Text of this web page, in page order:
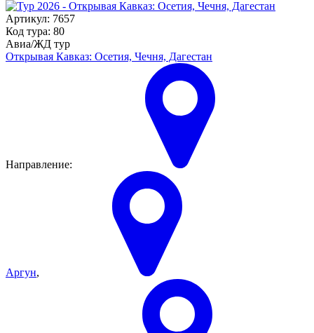
Артикул: 7657
Код тура: 80
Авиа/ЖД тур
Открывая Кавказ: Осетия, Чечня, Дагестан
Направление:
Аргун,